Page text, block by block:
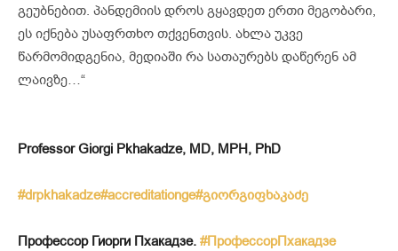
გეუბნებით. პანდემიის დროს გყავდეთ ერთი მეგობარი,
ეს იქნება უსაფრთხო თქვენთვის. ახლა უკვე
წარმომიდგენია, მედიაში რა სათაურებს დაწერენ ამ
ლაივზე…“
Professor Giorgi Pkhakadze, MD, MPH, PhD
#drpkhakadze#accreditationge#გიორგიფხაკაძე
Профессор Гиорги Пхакадзе. #ПрофессорПхакадзе